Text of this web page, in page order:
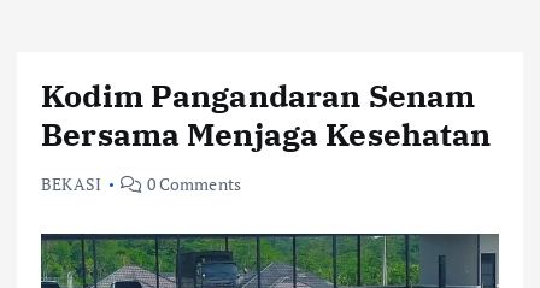
Kodim Pangandaran Senam
Bersama Menjaga Kesehatan
BEKASI 0 Comments